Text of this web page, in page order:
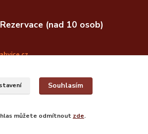
(nad 10 osob)
Souhlasím
můžete odmítnout zde.